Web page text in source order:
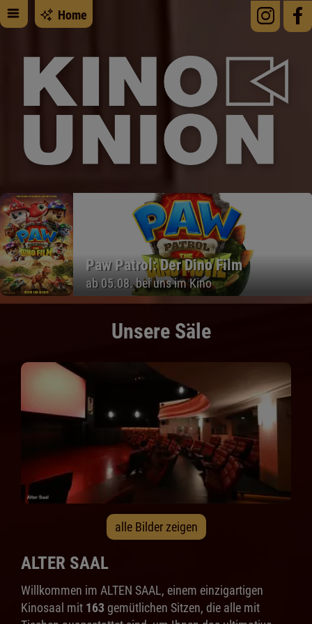
Home
Paw Patrol: Der Dino Film
ab 05.08. bei uns im Kino
Unsere Säle
alle Bilder zeigen
ALTER SAAL
Willkommen im ALTEN SAAL, einem einzigartigen
Kinosaal mit 163 gemütlichen Sitzen, die alle mit